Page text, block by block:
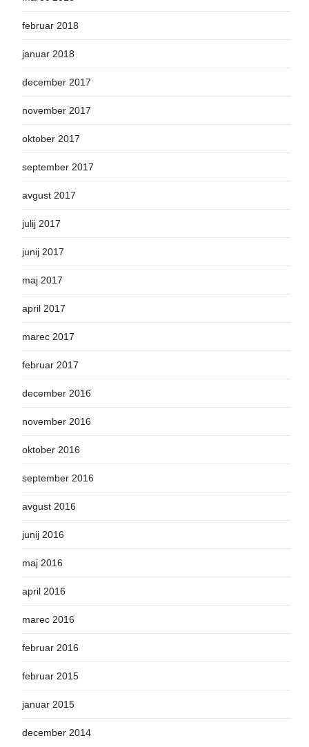
februar 2018
januar 2018
december 2017
november 2017
oktober 2017
september 2017
avgust 2017
julij 2017
junij 2017
maj 2017
april 2017
marec 2017
februar 2017
december 2016
november 2016
oktober 2016
september 2016
avgust 2016
junij 2016
maj 2016
april 2016
marec 2016
februar 2016
februar 2015
januar 2015
december 2014